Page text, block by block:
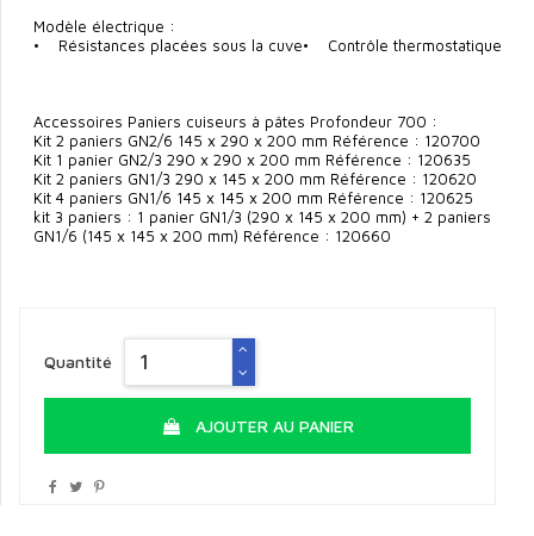
Modèle électrique :
• Résistances placées sous la cuve• Contrôle thermostatique
Accessoires Paniers cuiseurs à pâtes Profondeur 700 :
Kit 2 paniers GN2/6 145 x 290 x 200 mm Référence : 120700
Kit 1 panier GN2/3 290 x 290 x 200 mm Référence : 120635
Kit 2 paniers GN1/3 290 x 145 x 200 mm Référence : 120620
Kit 4 paniers GN1/6 145 x 145 x 200 mm Référence : 120625
kit 3 paniers : 1 panier GN1/3 (290 x 145 x 200 mm) + 2 paniers
GN1/6 (145 x 145 x 200 mm) Référence : 120660
Quantité
AJOUTER AU PANIER